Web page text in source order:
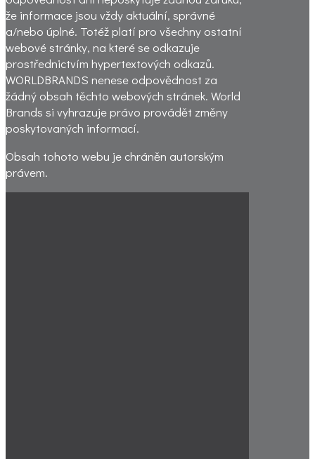
že informace jsou vždy aktuální, správné
a/nebo úplné. Totéž platí pro všechny ostatní
webové stránky, na které se odkazuje
prostřednictvím hypertextových odkazů.
WORLDBRANDS nenese odpovědnost za
žádný obsah těchto webových stránek. World
Brands si vyhrazuje právo provádět změny
poskytovaných informací.
Obsah tohoto webu je chráněn autorským
právem.